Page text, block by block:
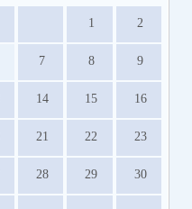
1 2
7 8 9
14 15 16
21 22 23
28 29 30